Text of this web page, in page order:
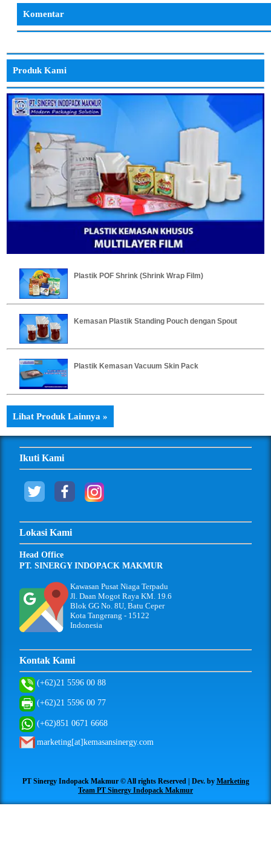
Komentar
Produk Kami
Plastik POF Shrink (Shrink Wrap Film)
Kemasan Plastik Standing Pouch dengan Spout
Plastik Kemasan Vacuum Skin Pack
Lihat Produk Lainnya »
Ikuti Kami
Lokasi Kami
Head Office
PT. SINERGY INDOPACK MAKMUR
Kawasan Pusat Niaga Terpadu
Jl. Daan Mogot Raya KM. 19.6
Blok GG No. 8U, Batu Ceper
Kota Tangerang - 15122
Indonesia
Kontak Kami
(+62)21 5596 00 88
(+62)21 5596 00 77
(+62)851 0671 6668
marketing[at]kemasansinergy.com
PT Sinergy Indopack Makmur © All rights Reserved | Dev. by Marketing
Team PT Sinergy Indopack Makmur